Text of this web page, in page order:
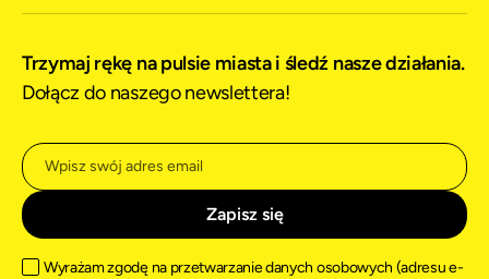
Trzymaj rękę na pulsie miasta i śledź nasze działania.
Dołącz do naszego newslettera!
Wyrażam zgodę na przetwarzanie danych osobowych (adresu e-